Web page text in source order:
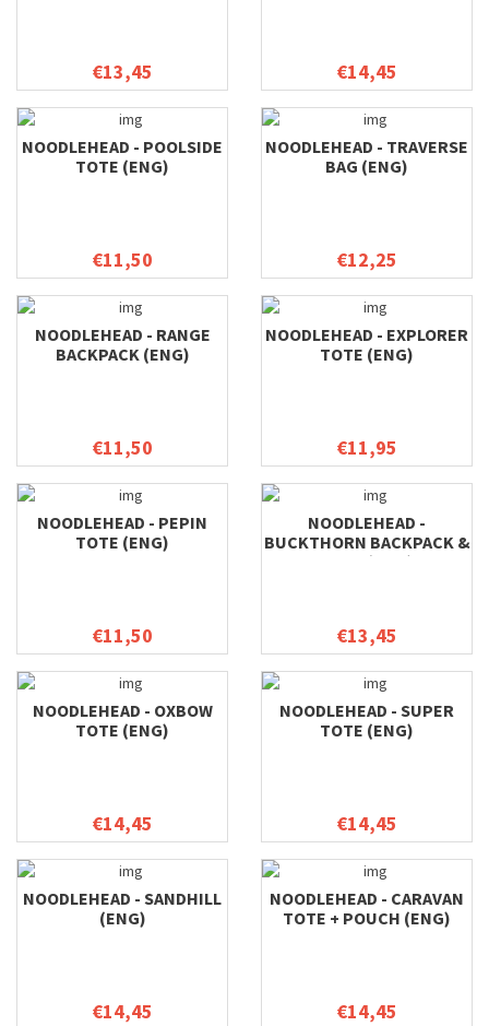
€13,45 €14,45
NOODLEHEAD - POOLSIDE
TOTE (ENG)
€11,50
NOODLEHEAD - TRAVERSE
BAG (ENG)
€12,25
NOODLEHEAD - RANGE
BACKPACK (ENG)
€11,50
NOODLEHEAD - EXPLORER
TOTE (ENG)
€11,95
NOODLEHEAD - PEPIN
TOTE (ENG)
€11,50
NOODLEHEAD -
BUCKTHORN BACKPACK &
TOTE (ENG)
€13,45
NOODLEHEAD - OXBOW
TOTE (ENG)
€14,45
NOODLEHEAD - SUPER
TOTE (ENG)
€14,45
NOODLEHEAD - SANDHILL
(ENG)
€14,45
NOODLEHEAD - CARAVAN
TOTE + POUCH (ENG)
€14,45